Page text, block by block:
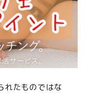
れたものではな